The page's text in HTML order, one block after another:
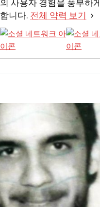
의 사용자 경험을 풍부하
합니다. 전체 약력 보기